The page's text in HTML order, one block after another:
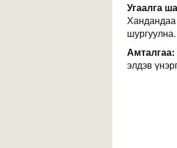
Угаалга
шургуулна.
Амталгаа:
элдэв